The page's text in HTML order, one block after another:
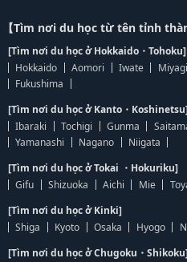
【Tìm nơi du học từ tên tỉnh
[Tìm nơi du học ở Hokkaido・Tohoku]
Hokkaido
Aomori Iwate Miyagi
Fukushima
[Tìm nơi du học ở Kanto・
Ibaraki
Tochigi Gunma
Yamanashi
Nagano
Niigata
[Tìm nơi du học ở Tokai ・Hokuriku]
Gifu
Shizuoka Aichi Mie
[Tìm nơi du học ở Kinki]
Shiga
Kyoto Osaka Hyogo
[Tìm nơi du học ở Chugoku・